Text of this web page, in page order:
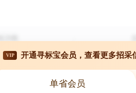
VIP 开通寻标宝会员，查看更多招采
单省会员